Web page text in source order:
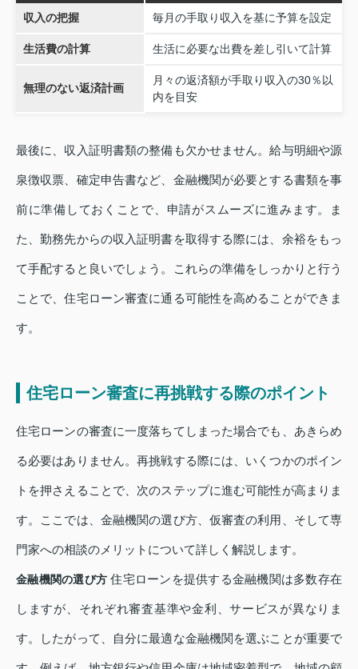
収入の把握 毎月の手取り収入を基に予算を設定
生活費の計算 生活に必要な出費を差し引いて計算
無理のない返済計画
月々の返済額が手取り収入の30％以
内を目安
最後に、収入証明書類の整備も欠かせません。給与明細や源
泉徴収票、確定申告書など、金融機関が必要とする書類を事
前に準備しておくことで、申請がスムーズに進みます。ま
た、勤務先からの収入証明書を取得する際には、余裕をもっ
て手配すると良いでしょう。これらの準備をしっかりと行う
ことで、住宅ローン審査に通る可能性を高めることができま
す。
住宅ローン審査に再挑戦する際のポイント
住宅ローンの審査に一度落ちてしまった場合でも、あきらめ
る必要はありません。再挑戦する際には、いくつかのポイン
トを押さえることで、次のステップに進む可能性が高まりま
す。ここでは、金融機関の選び方、仮審査の利用、そして専
門家への相談のメリットについて詳しく解説します。
金融機関の選び方 住宅ローンを提供する金融機関は多数存在
しますが、それぞれ審査基準や金利、サービスが異なりま
す。したがって、自分に最適な金融機関を選ぶことが重要で